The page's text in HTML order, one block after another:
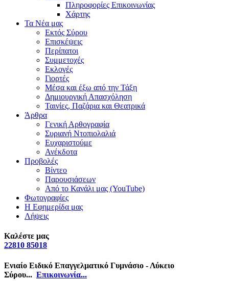
Πληροφορίες Επικοινωνίας
Χάρτης
Τα Νέα μας
Εκτός Σύρου
Επισκέψεις
Περίπατοι
Συμμετοχές
Εκλογές
Γιορτές
Μέσα και έξω από την Τάξη
Δημιουργική Απασχόληση
Ταινίες, Παζάρια και Θεατρικά
Άρθρα
Γενική Αρθογραφία
Συριανή Ντοπιολαλιά
Ευχαριστούμε
Ανέκδοτα
Προβολές
Βίντεο
Παρουσιάσεων
Από το Κανάλι μας (YouTube)
Φωτογραφίες
Η Εφημερίδα μας
Λήψεις
Καλέστε μας
22810 85018
Ενιαίο Ειδικό Επαγγελματικό Γυμνάσιο - Λύκειο
Σύρου... Επικοινωνία...